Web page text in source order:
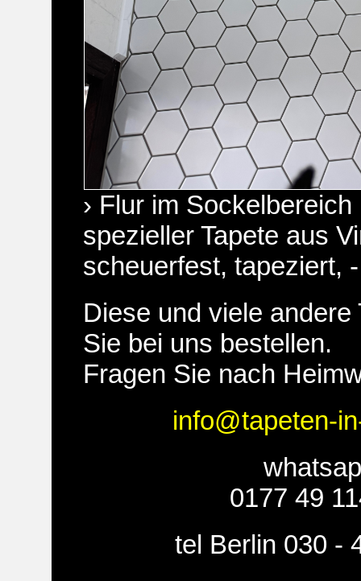
› Flur im
spezieller Tapete aus
scheuerfest, tapeziert,
Diese und viele andere
Sie bei uns bestellen.
Fragen Sie nach
info@tapeten-
0177 49
tel Berlin 030 -